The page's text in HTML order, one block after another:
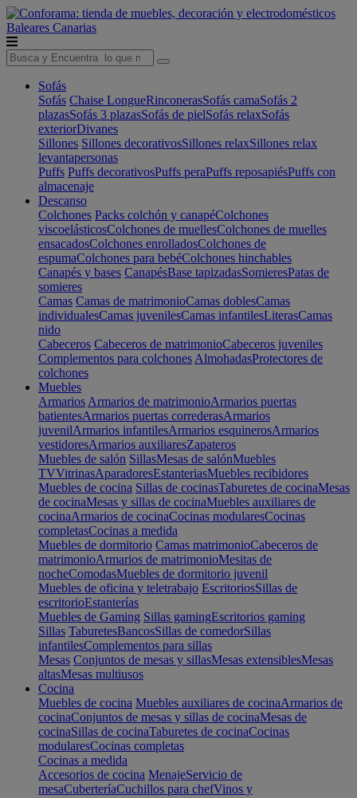
Baleares Canarias
Sofás
Sofás Chaise LongueRinconerasSofás camaSofás 2
plazasSofás 3 plazasSofás de pielSofás relaxSofás
exteriorDivanes
Sillones Sillones decorativosSillones relaxSillones relax
levantapersonas
Puffs Puffs decorativosPuffs peraPuffs reposapiésPuffs con
almacenaje
Descanso
Colchones Packs colchón y canapéColchones
viscoelásticosColchones de muellesColchones de muelles
ensacadosColchones enrolladosColchones de
espumaColchones para bebéColchones hinchables
Canapés y bases CanapésBase tapizadasSomieresPatas de
somieres
Camas Camas de matrimonioCamas doblesCamas
individualesCamas juvenilesCamas infantilesLiterasCamas
nido
Cabeceros Cabeceros de matrimonioCabeceros juveniles
Complementos para colchones AlmohadasProtectores de
colchones
Muebles
Armarios Armarios de matrimonioArmarios puertas
batientesArmarios puertas correderasArmarios
juvenilArmarios infantilesArmarios esquinerosArmarios
vestidoresArmarios auxiliaresZapateros
Muebles de salón SillasMesas de salónMuebles
TVVitrinasAparadoresEstanteriasMuebles recibidores
Muebles de cocina Sillas de cocinasTaburetes de cocinaMesas
de cocinaMesas y sillas de cocinaMuebles auxiliares de
cocinaArmarios de cocinaCocinas modularesCocinas
completasCocinas a medida
Muebles de dormitorio Camas matrimonioCabeceros de
matrimonioArmarios de matrimonioMesitas de
nocheComodasMuebles de dormitorio juvenil
Muebles de oficina y teletrabajo EscritoriosSillas de
escritorioEstanterías
Muebles de Gaming Sillas gamingEscritorios gaming
Sillas TaburetesBancosSillas de comedorSillas
infantilesComplementos para sillas
Mesas Conjuntos de mesas y sillasMesas extensiblesMesas
altasMesas multiusos
Cocina
Muebles de cocina Muebles auxiliares de cocinaArmarios de
cocinaConjuntos de mesas y sillas de cocinaMesas de
cocinaSillas de cocinaTaburetes de cocinaCocinas
modularesCocinas completas
Cocinas a medida
Accesorios de cocina MenajeServicio de
mesaCuberteríaCuchillos para chefVinos y